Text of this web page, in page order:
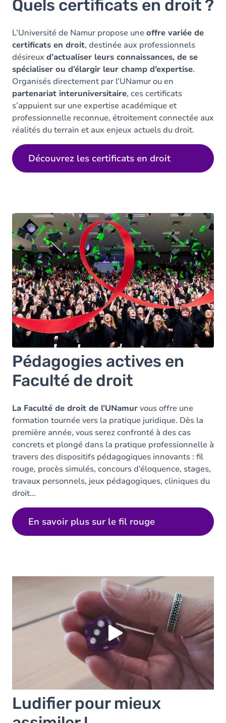
Quels certificats en droit ?
L’Université de Namur propose uneoffre variée de
certificats en droit, destinée aux professionnels
désireux d’actualiser leurs connaissances, de se
spécialiser ou d’élargir leur champ d’expertise.
Organisés directement par l’UNamur ou en
partenariat interuniversitaire, ces certificats
s’appuient sur une expertise académique et
professionnelle reconnue, étroitement connectée aux
réalités du terrain et aux enjeux actuels du droit.
Découvrez les certificats en droit
Pédagogies actives en
Faculté de droit
La Faculté de droit de l’UNamurvous offre une
formation tournée vers la pratique juridique. Dès la
première année, vous serez confronté à des cas
concrets et plongé dans la pratique professionnelle à
travers des dispositifs pédagogiques innovants : fil
rouge, procès simulés, concours d’éloquence, stages,
travaux personnels, jeux pédagogiques, cliniques du
droit...
En savoir plus sur le fil rouge
Ludifier pour mieux
Vous devez accepter les cookiesYoutubepour
pouvoir lire la vidéo. Acceptez-vous les cookies
Youtube?
Oui
Toujours
Manage privacy settings